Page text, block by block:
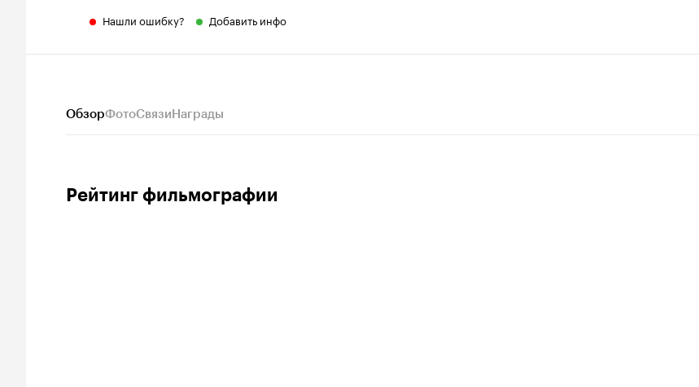
Нашли ошибку? Добавить инфо
ОбзорФотоСвязиНаграды
Рейтинг фильмографии